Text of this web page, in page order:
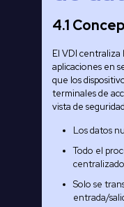
4.1
El VDI
aplicaciones en
que los
terminales de
vista de
Los datos
Todo el
Solo se
entrada/